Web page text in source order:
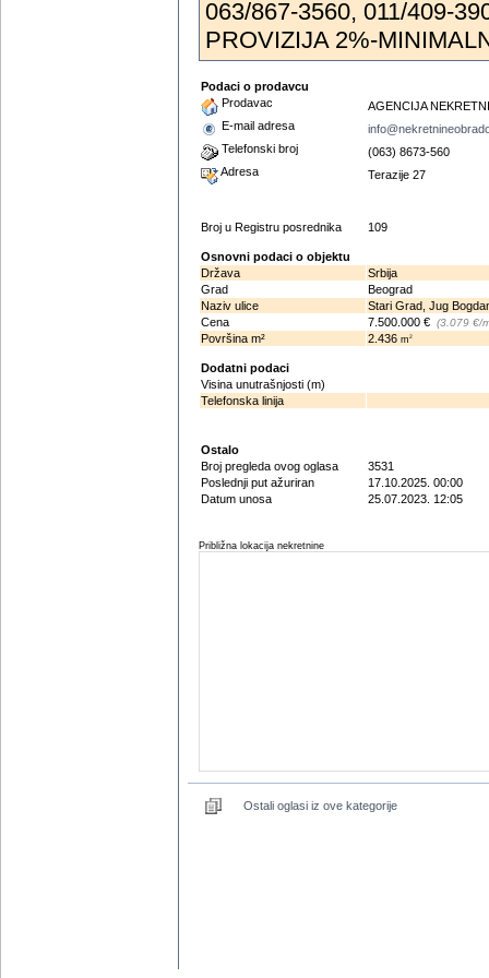
063/867-3560, 011/409-
PROVIZIJA 2%-
Podaci o prodavcu
Prodavac
AGENCIJA
E-mail adresa
Telefonski broj
(063) 8673-560
Adresa
Terazije 27
Broj u Registru posrednika 109
Osnovni podaci o objektu
Država
Srbija
Grad
Beograd
Naziv ulice
Stari Grad, Jug
Cena
7.500.000 € (3.079 €/
Površina m² 2.436 m2
Dodatni podaci
Visina unutrašnjosti (m)
Telefonska linija
Ostalo
Broj pregleda ovog oglasa
3531
Poslednji put ažuriran
17.10.2025. 00:00
Datum unosa
25.07.2023. 12:05
Približna lokacija nekretnine
Ostali oglasi iz ove kategorije